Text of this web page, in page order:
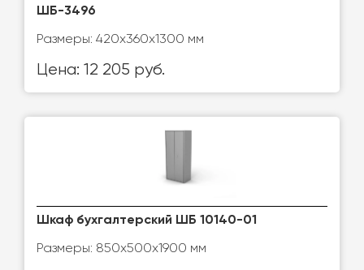
ШБ-3496
Размеры: 420х360х1300 мм
Цена: 12 205 руб.
Шкаф бухгалтерский ШБ 10140-01
Размеры: 850х500х1900 мм